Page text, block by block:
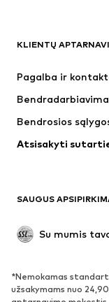
Naujienos
Apatiniai
Paltai
Proginiai
BATAI
KLIENTŲ
Pagalba ir
Bendrosios
Atsisakyti
SAUGUS
Su mumis
*Nemokamas
užsakymams nuo